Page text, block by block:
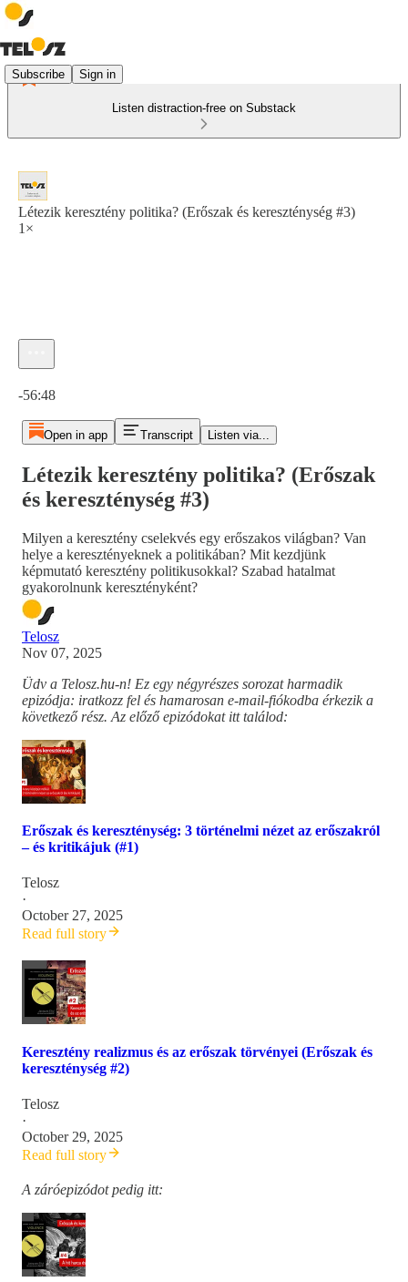
Subscribe Sign in
Listen distraction-free on Substack
Létezik keresztény politika? (Erőszak és kereszténység #3)
1×
-56:48
Open in app Transcript Listen via...
Létezik keresztény politika? (Erőszak
és kereszténység #3)
Milyen a keresztény cselekvés egy erőszakos világban? Van
helye a keresztényeknek a politikában? Mit kezdjünk
képmutató keresztény politikusokkal? Szabad hatalmat
gyakorolnunk keresztényként?
Telosz
Nov 07, 2025
Üdv a Telosz.hu-n! Ez egy négyrészes sorozat harmadik
epizódja: iratkozz fel és hamarosan e-mail-fiókodba érkezik a
következő rész. Az előző epizódokat itt találod:
Erőszak és kereszténység: 3 történelmi nézet az erőszakról
– és kritikájuk (#1)
Telosz
·
October 27, 2025
Read full story
Keresztény realizmus és az erőszak törvényei (Erőszak és
kereszténység #2)
Telosz
·
October 29, 2025
Read full story
A záróepizódot pedig itt: